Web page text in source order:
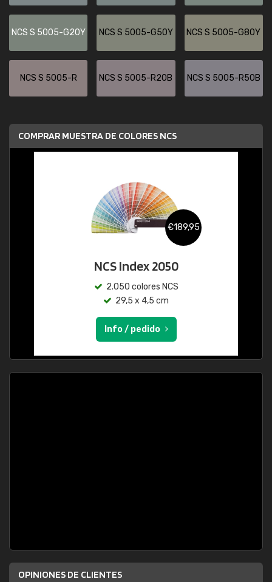
NCS S 5005-G20Y NCS S 5005-G50Y NCS S 5005-G80Y
NCS S 5005-R NCS S 5005-R20B NCS S 5005-R50B
COMPRAR MUESTRA DE COLORES NCS
€189,95
NCS Index 2050
2.050 colores NCS
29,5 x 4,5 cm
Info / pedido
OPINIONES DE CLIENTES